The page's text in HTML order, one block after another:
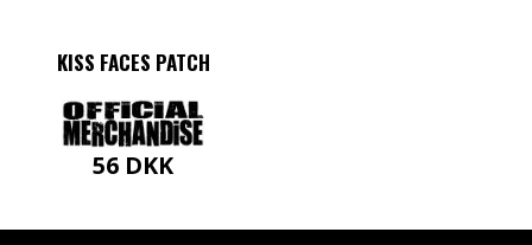
KISS FACES PATCH
56 DKK